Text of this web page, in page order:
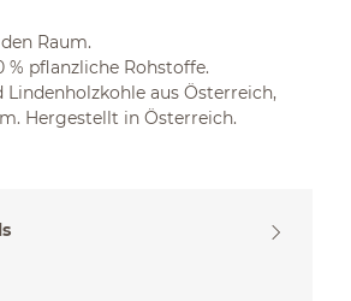
Raum.
% pflanzliche Rohstoffe.
Lindenholzkohle aus Österreich,
Hergestellt in Österreich.